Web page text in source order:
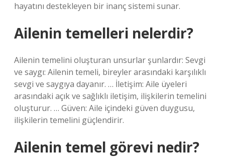
hayatını destekleyen bir inanç sistemi sunar.
Ailenin temelleri nelerdir?
Ailenin temelini oluşturan unsurlar şunlardır: Sevgi
ve saygı: Ailenin temeli, bireyler arasındaki karşılıklı
sevgi ve saygıya dayanır. … İletişim: Aile üyeleri
arasındaki açık ve sağlıklı iletişim, ilişkilerin temelini
oluşturur. … Güven: Aile içindeki güven duygusu,
ilişkilerin temelini güçlendirir.
Ailenin temel görevi nedir?